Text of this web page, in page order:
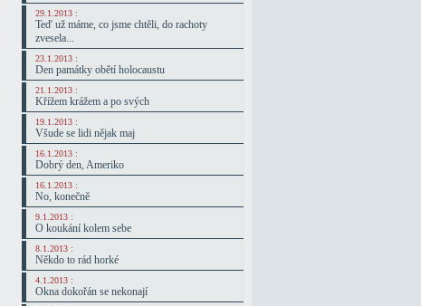
29.1.2013 :
Teď už máme, co jsme chtěli, do rachoty
zvesela...
23.1.2013 :
Den památky obětí holocaustu
21.1.2013 :
Křížem krážem a po svých
19.1.2013 :
Všude se lidi nějak maj
16.1.2013 :
Dobrý den, Ameriko
16.1.2013 :
No, konečně
9.1.2013 :
O koukání kolem sebe
8.1.2013 :
Někdo to rád horké
4.1.2013 :
Okna dokořán se nekonají